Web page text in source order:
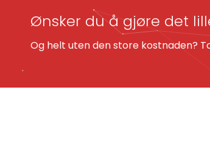
Ønsker du å gjøre det
Og helt uten den store kostnaden?